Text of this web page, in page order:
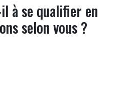
à se qualifier en
selon vous ?